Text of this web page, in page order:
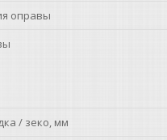
оправы
/ зеко, мм